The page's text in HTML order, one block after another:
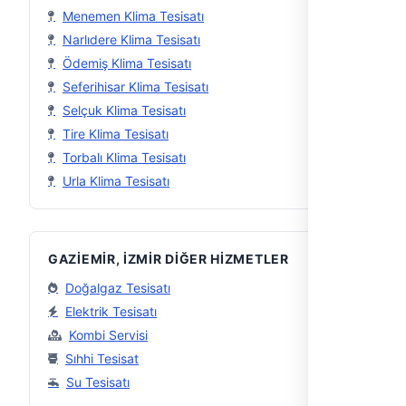
Menemen Klima Tesisatı
Narlıdere Klima Tesisatı
Ödemiş Klima Tesisatı
Seferihisar Klima Tesisatı
Selçuk Klima Tesisatı
Tire Klima Tesisatı
Torbalı Klima Tesisatı
Urla Klima Tesisatı
GAZIEMIR, İZMIR DIĞER HIZMETLER
Doğalgaz Tesisatı
Elektrik Tesisatı
Kombi Servisi
Sıhhi Tesisat
Su Tesisatı